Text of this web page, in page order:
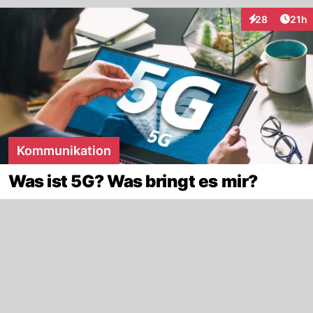
28
Interaktionen
21h
Kommunikation
Was ist 5G? Was bringt es mir?